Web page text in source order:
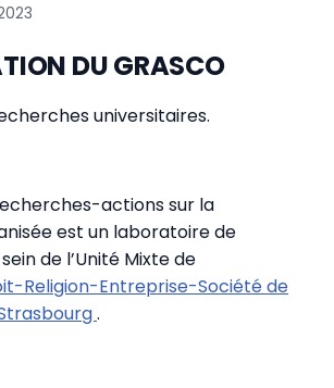
DU GRASCO
universitaires.
actions sur la
est un laboratoire de
de l’Unité Mixte de
Religion-Entreprise-Société de
.